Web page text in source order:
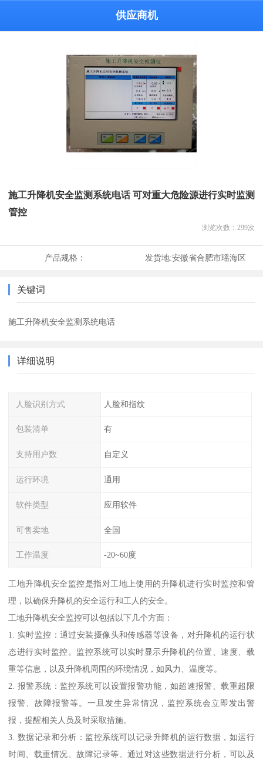
供应商机
施工升降机安全监测系统电话 可对重大危险源进行实时监测
管控
浏览次数： 299次
产品规格： 发货地:安徽省合肥市瑶海区
关键词
施工升降机安全监测系统电话
详细说明
人脸识别方式 人脸和指纹
包装清单 有
支持用户数 自定义
运行环境 通用
软件类型 应用软件
可售卖地 全国
工作温度 -20~60度
工地升降机安全监控是指对工地上使用的升降机进行实时监控和管
理，以确保升降机的安全运行和工人的安全。
工地升降机安全监控可以包括以下几个方面：
1. 实时监控：通过安装摄像头和传感器等设备，对升降机的运行状
态进行实时监控。监控系统可以实时显示升降机的位置、速度、载
重等信息，以及升降机周围的环境情况，如风力、温度等。
2. 报警系统：监控系统可以设置报警功能，如超速报警、载重超限
报警、故障报警等。一旦发生异常情况，监控系统会立即发出警
报，提醒相关人员及时采取措施。
3. 数据记录和分析：监控系统可以记录升降机的运行数据，如运行
时间、载重情况、故障记录等。通过对这些数据进行分析，可以及